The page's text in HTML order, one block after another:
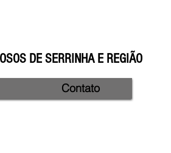
DE SERRINHA E REGIÃO
Contato